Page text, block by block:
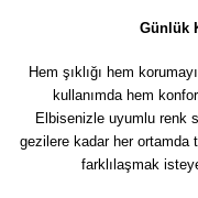
Günlük
Hem şıklığı hem
kullanımda hem
Elbisenizle uyumlu renk
gezilere kadar her ortamda
farklılaşmak